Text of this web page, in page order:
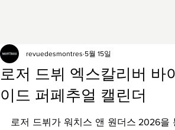
로저 드뷔 엑스칼리버 바
이드 퍼페추얼 캘린더
revuedesmontres 5월 15일
로저 드뷔가 워치스 앤 원더스 2026을